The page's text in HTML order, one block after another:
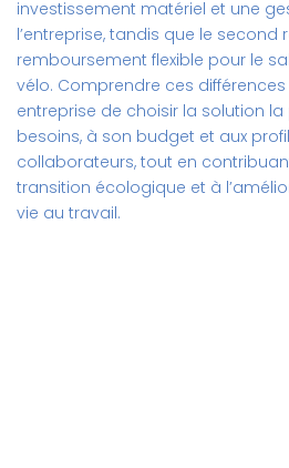
investissement matériel et une
l’entreprise, tandis que le second
remboursement flexible pour le
vélo. Comprendre ces
entreprise de choisir la solution
besoins, à son budget et aux
collaborateurs, tout en
transition écologique et à
vie au travail.